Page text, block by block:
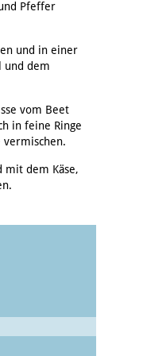
Pfeffer
und in einer
und dem
vom Beet
in feine Ringe
vermischen.
mit dem Käse,